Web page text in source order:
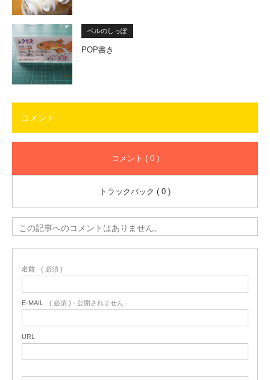
ベルのしっぽ
POP書き
コメント
コメント ( 0 )
トラックバック ( 0 )
この記事へのコメントはありません。
名前 ( 必須 )
E-MAIL ( 必須 ) - 公開されません -
URL